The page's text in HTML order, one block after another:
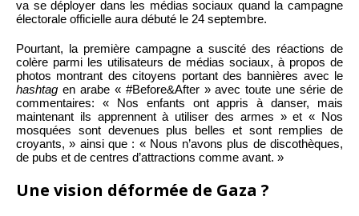
va se déployer dans les médias sociaux quand la campagne
électorale officielle aura débuté le 24 septembre.
Pourtant, la première campagne a suscité des réactions de
colère parmi les utilisateurs de médias sociaux, à propos de
photos montrant des citoyens portant des bannières avec le
hashtag en arabe « #Before&After » avec toute une série de
commentaires: « Nos enfants ont appris à danser, mais
maintenant ils apprennent à utiliser des armes » et « Nos
mosquées sont devenues plus belles et sont remplies de
croyants, » ainsi que : « Nous n’avons plus de discothèques,
de pubs et de centres d’attractions comme avant. »
Une vision déformée de Gaza ?